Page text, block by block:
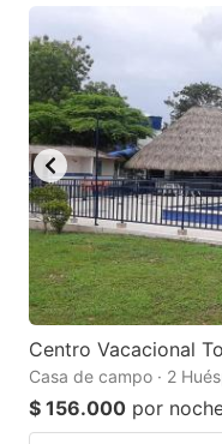
Centro Vacacional
Casa de campo · 2
$ 156.000 por